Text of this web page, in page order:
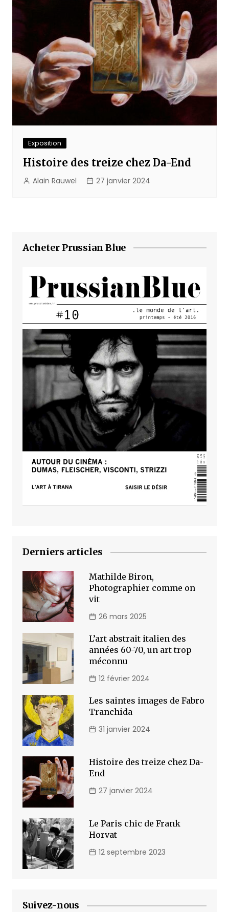
Exposition
Histoire des treize chez Da-End
Alain Rauwel 27 janvier 2024
Acheter Prussian Blue
Derniers articles
Mathilde Biron,
Photographier comme on
vit
26 mars 2025
L’art abstrait italien des
années 60-70, un art trop
méconnu
12 février 2024
Les saintes images de Fabro
Tranchida
31 janvier 2024
Histoire des treize chez Da-
End
27 janvier 2024
Le Paris chic de Frank
Horvat
12 septembre 2023
Suivez-nous